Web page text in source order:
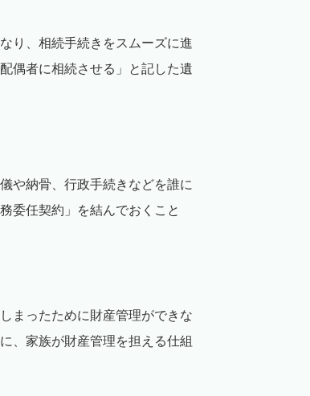
り、相続手続きをスムーズに進
偶者に相続させる」と記した遺
や納骨、行政手続きなどを誰に
委任契約」を結んでおくこと
まったために財産管理ができな
、家族が財産管理を担える仕組